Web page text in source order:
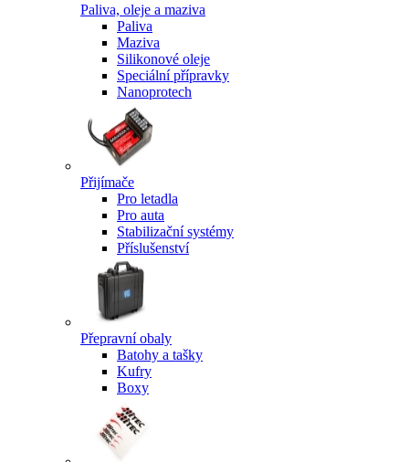
Paliva, oleje a maziva
Paliva
Maziva
Silikonové oleje
Speciální přípravky
Nanoprotech
Přijímače
Pro letadla
Pro auta
Stabilizační systémy
Příslušenství
Přepravní obaly
Batohy a tašky
Kufry
Boxy